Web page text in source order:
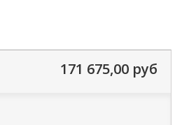
171 675,00 руб